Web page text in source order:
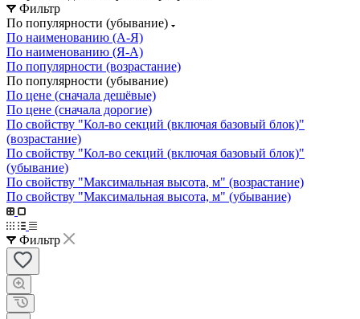
Фильтр
По популярности (убывание)
По наименованию (А-Я)
По наименованию (Я-А)
По популярности (возрастание)
По популярности (убывание)
По цене (сначала дешёвые)
По цене (сначала дорогие)
По свойству "Кол-во секций (включая базовый блок)"
(возрастание)
По свойству "Кол-во секций (включая базовый блок)"
(убывание)
По свойству "Максимальная высота, м" (возрастание)
По свойству "Максимальная высота, м" (убывание)
Фильтр